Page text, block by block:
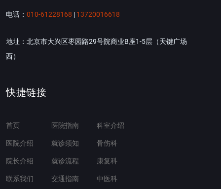
电话： 010-61228168 | 13720016618
地址：北京市大兴区枣园路29号院商业B座1-5层（天键广场
西）
快捷链接
首页
医院介绍
院长介绍
联系我们
医院指南
就诊须知
就诊流程
交通指南
科室介绍
骨伤科
康复科
中医科